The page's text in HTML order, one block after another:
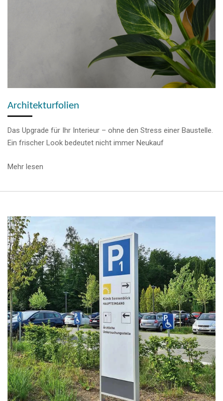
Architekturfolien
Das Upgrade für Ihr Interieur – ohne den Stress einer Baustelle.
Ein frischer Look bedeutet nicht immer Neukauf
Mehr lesen